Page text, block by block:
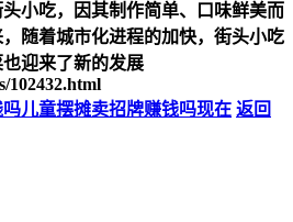
小吃，因其制作简单、口味鲜美而
随着城市化进程的加快，街头小吃
迎来了新的发展
102432.html
吗儿童摆摊卖招牌赚钱吗现在 返回